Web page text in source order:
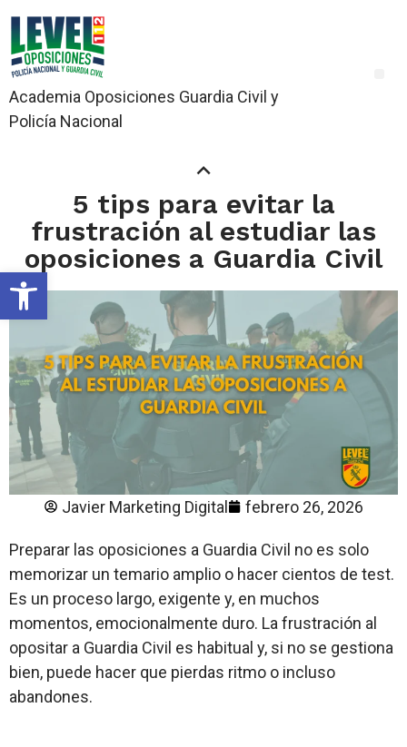
Abrir barra de herramientas
Academia Oposiciones Guardia Civil y
Policía Nacional
5 tips para evitar la
frustración al estudiar las
oposiciones a Guardia Civil
Javier Marketing Digital febrero 26, 2026
Preparar las oposiciones a Guardia Civil no es solo
memorizar un temario amplio o hacer cientos de test.
Es un proceso largo, exigente y, en muchos
momentos, emocionalmente duro. La frustración al
opositar a Guardia Civil es habitual y, si no se gestiona
bien, puede hacer que pierdas ritmo o incluso
abandones.